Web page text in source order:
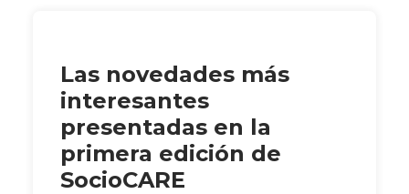
Las novedades más
interesantes
presentadas en la
primera edición de
SocioCARE